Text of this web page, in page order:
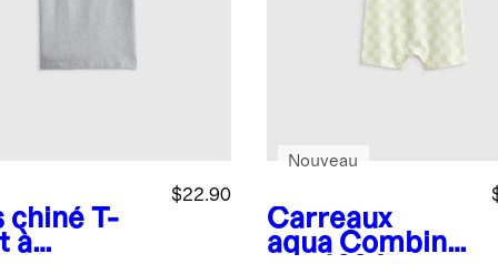
chiné T-
à
$22.90
Carreaux
aqua Combinai
Nouveau